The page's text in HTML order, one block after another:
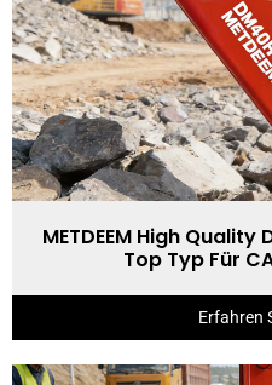
METDEEM High
Top Typ Für
Erfahren